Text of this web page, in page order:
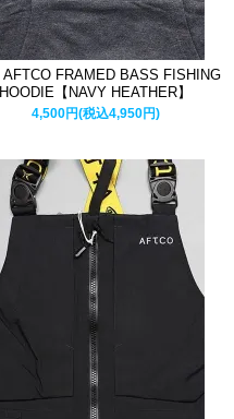
AFTCO FRAMED BASS FISHING
HOODIE【NAVY HEATHER】
4,500円(税込4,950円)